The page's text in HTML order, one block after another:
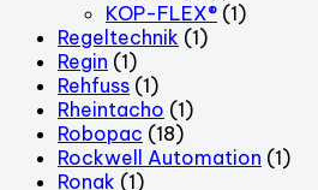
KOP-FLEX® (1)
Regeltechnik (1)
Regin (1)
Rehfuss (1)
Rheintacho (1)
Robopac (18)
Rockwell Automation (1)
Ronak (1)